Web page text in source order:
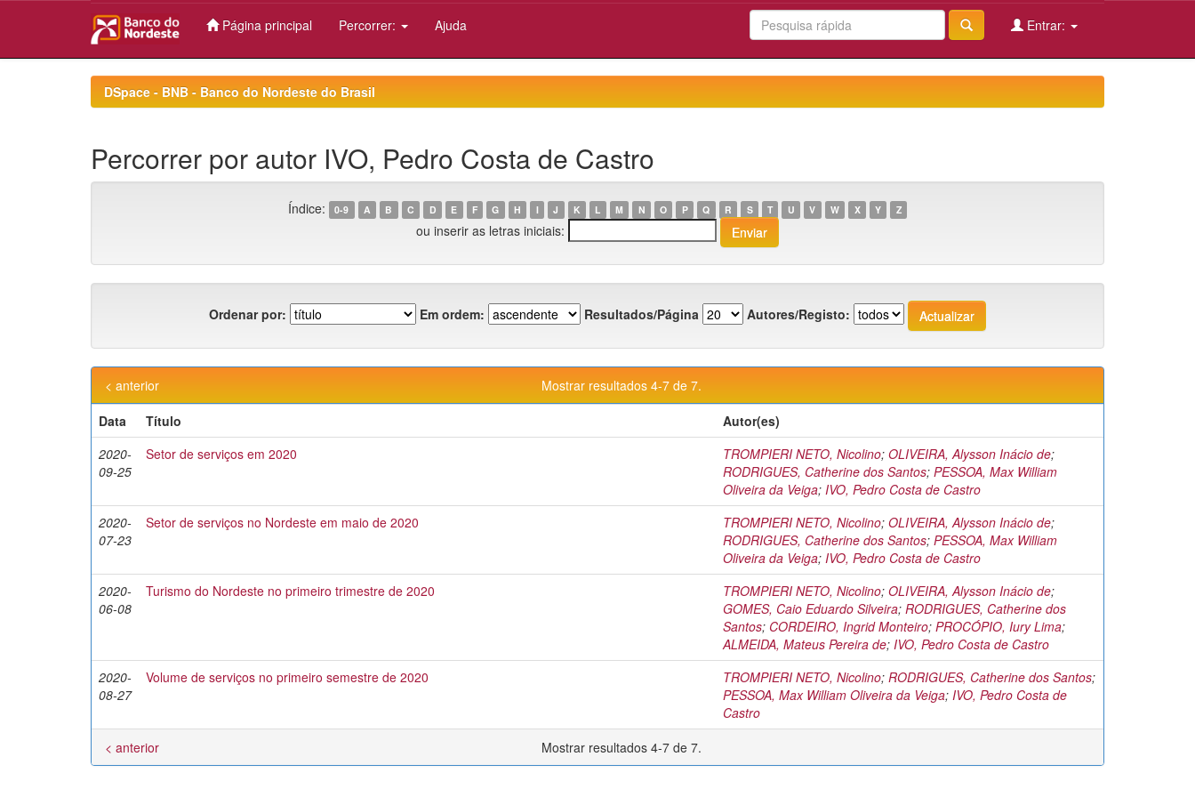
Página principal Percorrer: Ajuda Entrar:
DSpace - BNB - Banco do Nordeste do Brasil
Percorrer por autor IVO, Pedro Costa de Castro
Índice: 0-9 A B C D E F G H I J K L M N O P Q R S T U V W X Y Z
ou inserir as letras iniciais:
Ordenar por: Em ordem: Resultados/Página Autores/Registo:
Mostrar resultados 4-7 de 7.
< anterior
Data
Título
Autor(es)
2020-
09-25
Setor de serviços em 2020 TROMPIERI NETO, Nicolino; OLIVEIRA, Alysson Inácio de;
RODRIGUES, Catherine dos Santos; PESSOA, Max William
Oliveira da Veiga; IVO, Pedro Costa de Castro
2020-
07-23
Setor de serviços no Nordeste em maio de 2020 TROMPIERI NETO, Nicolino; OLIVEIRA, Alysson Inácio de;
RODRIGUES, Catherine dos Santos; PESSOA, Max William
Oliveira da Veiga; IVO, Pedro Costa de Castro
2020-
06-08
Turismo do Nordeste no primeiro trimestre de 2020 TROMPIERI NETO, Nicolino; OLIVEIRA, Alysson Inácio de;
GOMES, Caio Eduardo Silveira; RODRIGUES, Catherine dos
Santos; CORDEIRO, Ingrid Monteiro; PROCÓPIO, Iury Lima;
ALMEIDA, Mateus Pereira de; IVO, Pedro Costa de Castro
2020-
08-27
Volume de serviços no primeiro semestre de 2020 TROMPIERI NETO, Nicolino; RODRIGUES, Catherine dos Santos;
PESSOA, Max William Oliveira da Veiga; IVO, Pedro Costa de
Castro
Mostrar resultados 4-7 de 7.
< anterior